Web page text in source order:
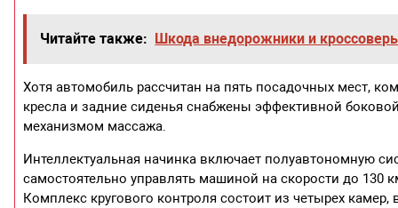
Читайте также: Шкода внедорожники и
Хотя автомобиль рассчитан на пять посадочных мест,
кресла и задние сиденья снабжены эффективной
механизмом массажа.
Интеллектуальная начинка включает полуавтономную
самостоятельно управлять машиной на скорости до 130
Комплекс кругового контроля состоит из четырех